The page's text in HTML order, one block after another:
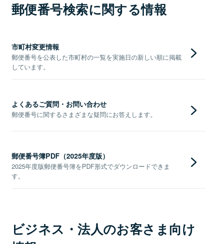
郵便番号検索に関する情報
市町村変更情報
郵便番号を公表した市町村の一覧を実施日の新しい順に掲載
しています。
よくあるご質問・お問い合わせ
郵便番号に関するさまざまな疑問にお答えします。
郵便番号簿PDF（2025年度版）
2025年度版郵便番号簿をPDF形式でダウンロードできま
す。
ビジネス・法人のお客さま向け